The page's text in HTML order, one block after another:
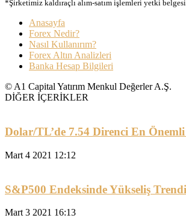
*Şirketimiz kaldıraçlı alım-satım işlemleri yetki
Anasayfa
Forex Nedir?
Nasıl Kullanırım?
Forex Altın Analizleri
Banka Hesap Bilgileri
© A1 Capital Yatırım Menkul Değerler A.Ş.
DİĞER İÇERİKLER
Dolar/TL’de 7.54 Direnci En
Mart 4 2021 12:12
S&P500 Endeksinde Yükseliş
Mart 3 2021 16:13